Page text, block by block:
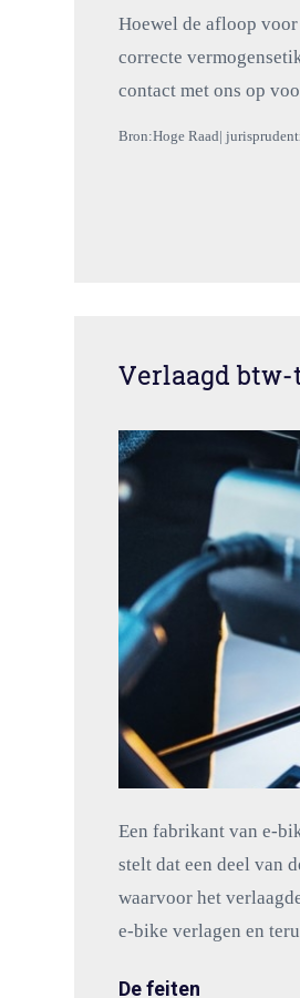
Hoewel de afloop voor
correcte
contact met ons op
Bron:Hoge Raad|
Verlaagd
Een fabrikant van e-
stelt dat een deel van
waarvoor het
e-bike verlagen en
De feiten